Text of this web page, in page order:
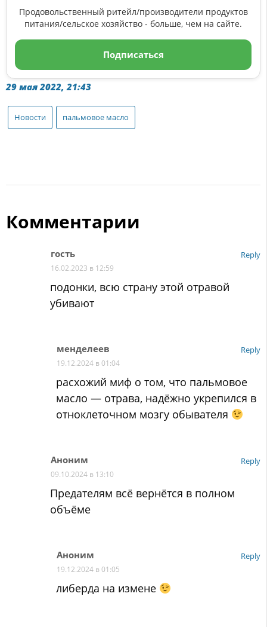
Продовольственный ритейл/производители продуктов
питания/сельское хозяйство - больше, чем на сайте.
Подписаться
29 мая 2022, 21:43
Новости пальмовое масло
Комментарии
гость
16.02.2023 в 12:59
подонки, всю страну этой отравой
убивают
Reply
менделеев
19.12.2024 в 01:04
расхожий миф о том, что пальмовое
масло — отрава, надёжно укрепился в
отноклеточном мозгу обывателя
Reply
Аноним
09.10.2024 в 13:10
Предателям всё вернётся в полном
объёме
Reply
Аноним
19.12.2024 в 01:05
либерда на измене
Reply